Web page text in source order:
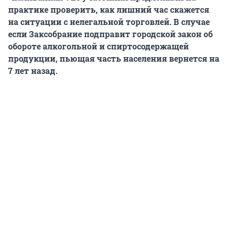
практике проверить, как лишний час скажется
на ситуации с нелегальной торговлей. В случае
если Заксобрание подправит городской закон об
обороте алкогольной и спиртосодержащей
продукции, пьющая часть населения вернется на
7 лет назад.